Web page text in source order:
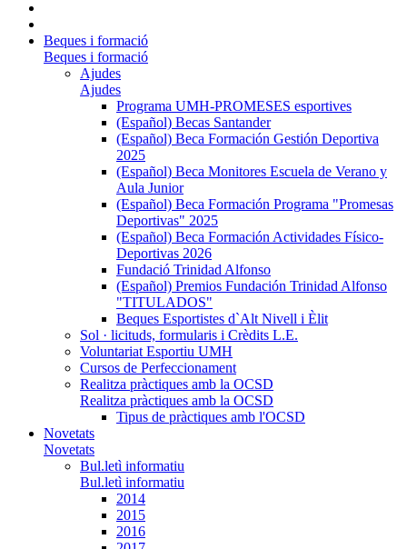
Beques i formació
Beques i formació
Ajudes
Ajudes
Programa UMH-PROMESES esportives
(Español) Becas Santander
(Español) Beca Formación Gestión Deportiva
2025
(Español) Beca Monitores Escuela de Verano y
Aula Junior
(Español) Beca Formación Programa "Promesas
Deportivas" 2025
(Español) Beca Formación Actividades Físico-
Deportivas 2026
Fundació Trinidad Alfonso
(Español) Premios Fundación Trinidad Alfonso
"TITULADOS"
Beques Esportistes d`Alt Nivell i Èlit
Sol · licituds, formularis i Crèdits L.E.
Voluntariat Esportiu UMH
Cursos de Perfeccionament
Realitza pràctiques amb la OCSD
Realitza pràctiques amb la OCSD
Tipus de pràctiques amb l'OCSD
Novetats
Novetats
Bul.letì informatiu
Bul.letì informatiu
2014
2015
2016